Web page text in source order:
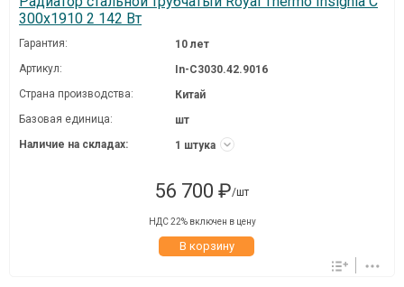
300x1910 2 142 Вт
Гарантия:
10 лет
Артикул:
In-C3030.42.9016
Страна производства:
Китай
Базовая единица:
шт
Наличие на складах:
1 штука
56 700 ₽/шт
НДС 22% включен в цену
В корзину